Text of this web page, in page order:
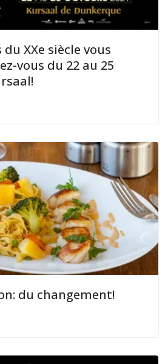
du XXe siècle vous
vous du 22 au 25
du changement!